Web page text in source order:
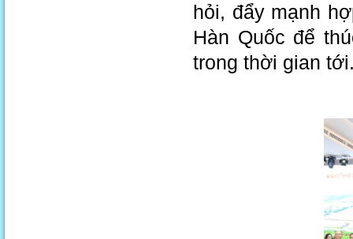
hỏi, đẩy mạnh
Hàn Quốc để
trong thời gian